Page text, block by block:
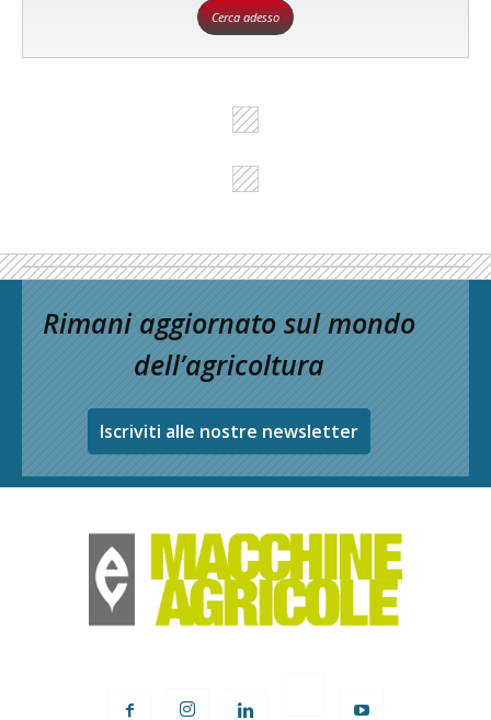
Cerca adesso
Rimani aggiornato sul mondo
dell’agricoltura
Iscriviti alle nostre newsletter